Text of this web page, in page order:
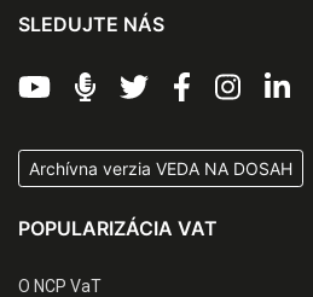
SLEDUJTE NÁS
Archívna verzia VEDA NA DOSAH
POPULARIZÁCIA VAT
O NCP VaT